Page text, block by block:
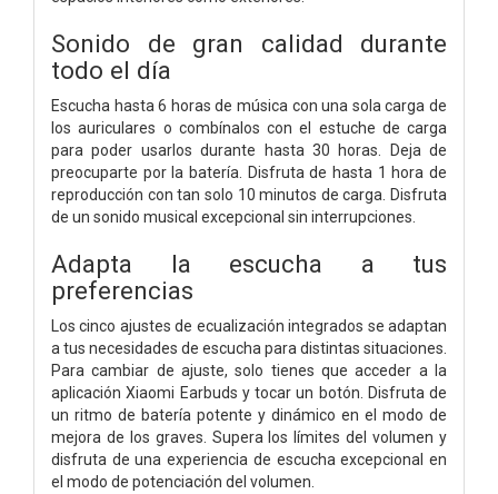
Sonido de gran calidad durante
todo el día
Escucha hasta 6 horas de música con una sola carga de
los auriculares o combínalos con el estuche de carga
para poder usarlos durante hasta 30 horas. Deja de
preocuparte por la batería. Disfruta de hasta 1 hora de
reproducción con tan solo 10 minutos de carga. Disfruta
de un sonido musical excepcional sin interrupciones.
Adapta la escucha a tus
preferencias
Los cinco ajustes de ecualización integrados se adaptan
a tus necesidades de escucha para distintas situaciones.
Para cambiar de ajuste, solo tienes que acceder a la
aplicación Xiaomi Earbuds y tocar un botón. Disfruta de
un ritmo de batería potente y dinámico en el modo de
mejora de los graves. Supera los límites del volumen y
disfruta de una experiencia de escucha excepcional en
el modo de potenciación del volumen.